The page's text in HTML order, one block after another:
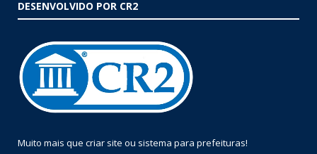
DESENVOLVIDO POR CR2
Muito mais que criar site ou sistema para prefeituras!